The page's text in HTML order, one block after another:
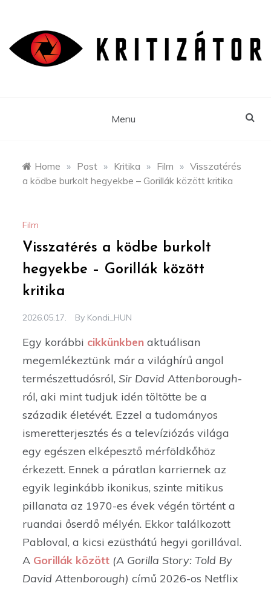
content
Menu
Home » Post » Kritika » Film » Visszatérés
a ködbe burkolt hegyekbe – Gorillák között kritika
Film
Visszatérés a ködbe burkolt
hegyekbe – Gorillák között
kritika
2026.05.17. By Kondi_HUN
Egy korábbi cikkünkben aktuálisan
megemlékeztünk már a világhírű angol
természettudósról,Sir David Attenborough-
ról, aki mint tudjuk idén töltötte be a
századik életévét. Ezzel a tudományos
ismeretterjesztés és a televíziózás világa
egy egészen elképesztő mérföldkőhöz
érkezett. Ennek a páratlan karriernek az
egyik leginkább ikonikus, szinte mitikus
pillanata az 1970-es évek végén történt a
ruandai őserdő mélyén. Ekkor találkozott
Pabloval, a kicsi ezüsthátú hegyi gorillával.
A Gorillák között (A Gorilla Story: Told By
David Attenborough) című 2026-os Netflix